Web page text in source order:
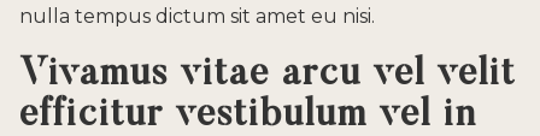
nulla tempus dictum sit amet eu nisi.
Vivamus vitae arcu vel velit
efficitur vestibulum vel in